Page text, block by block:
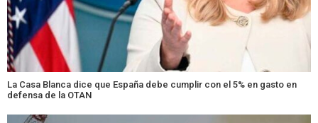
La Casa Blanca dice que España debe cumplir con el 5% en gasto en
defensa de la OTAN